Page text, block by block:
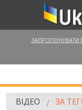
ЗАПРОПОНУВАТИ
ГОЛОВНА
ВІДЕО ЗА